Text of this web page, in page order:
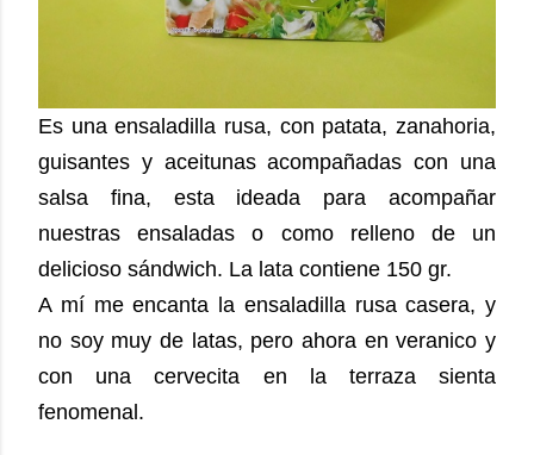
Es una ensaladilla rusa, con patata, zanahoria,
guisantes y aceitunas acompañadas con una
salsa fina, esta ideada para acompañar
nuestras ensaladas o como relleno de un
delicioso sándwich. La lata contiene 150 gr.
A mí me encanta la ensaladilla rusa casera, y
no soy muy de latas, pero ahora en veranico y
con una cervecita en la terraza sienta
fenomenal.